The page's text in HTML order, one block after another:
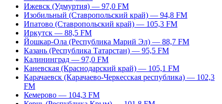
Ижевск (Удмуртия) — 97,0 FM
Изобильный (Ставропольский край) — 94,8 FM
Ипатово (Ставропольский край) — 105,3 FM
Иркутск — 88,5 FM
Йошкар-Ола (Республика Марий Эл) — 88,7 FM
Казань (Республика Татарстан) — 95,5 FM
Калининград — 97,0 FM
Каневская (Краснодарский край) — 105,1 FM
Карачаевск (Карачаево-Черкесская республика) — 102,3
FM
Кемерово — 104,3 FM